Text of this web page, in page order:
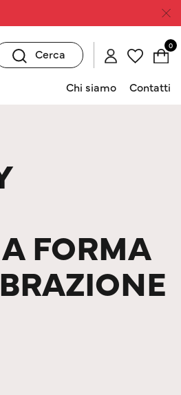
Cerca
0
Chi siamo Contatti
FORMA